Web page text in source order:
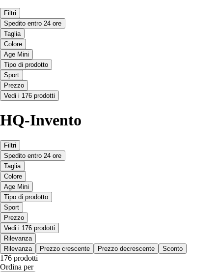
Filtri
Spedito entro 24 ore
Taglia
Colore
Age Mini
Tipo di prodotto
Sport
Prezzo
Vedi i 176 prodotti
HQ-Invento
Filtri
Spedito entro 24 ore
Taglia
Colore
Age Mini
Tipo di prodotto
Sport
Prezzo
Vedi i 176 prodotti
Rilevanza
Rilevanza
Prezzo crescente Prezzo decrescente Sconto
176 prodotti
Ordina per